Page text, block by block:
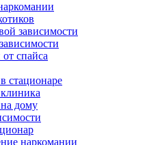
зависимости
спайса
стационаре
дому
наркомании